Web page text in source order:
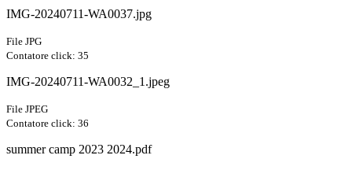
IMG-20240711-WA0037.jpg
File JPG
Contatore click: 35
IMG-20240711-WA0032_1.jpeg
File JPEG
Contatore click: 36
summer camp 2023 2024.pdf